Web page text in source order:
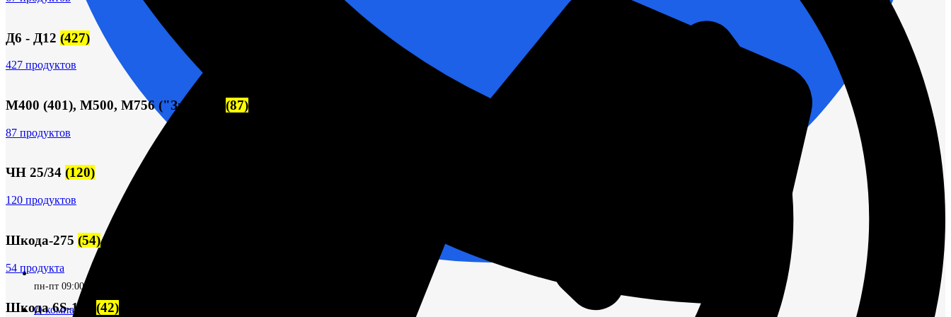
пн-пт 09:00–17:00 (UTC+6)
О компании
Д6 - Д12 (427)
427 продуктов
М400 (401), М500, М756 ("Звезда") (87)
87 продуктов
ЧН 25/34 (120)
120 продуктов
Шкода-275 (54)
54 продукта
Шкода 6S-160 (42)